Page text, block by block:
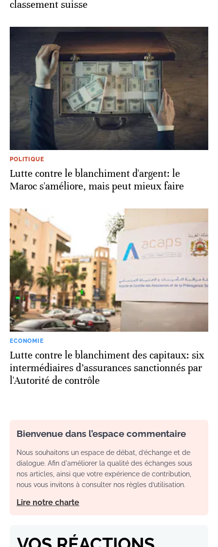
classement suisse
POLITIQUE
Lutte contre le blanchiment d'argent: le
Maroc s'améliore, mais peut mieux faire
ECONOMIE
Lutte contre le blanchiment des capitaux: six
intermédiaires d’assurances sanctionnés par
l'Autorité de contrôle
Bienvenue dans l’espace commentaire
Nous souhaitons un espace de débat, d’échange et de
dialogue. Afin d'améliorer la qualité des échanges sous
nos articles, ainsi que votre expérience de contribution,
nous vous invitons à consulter nos règles d’utilisation.
Lire notre charte